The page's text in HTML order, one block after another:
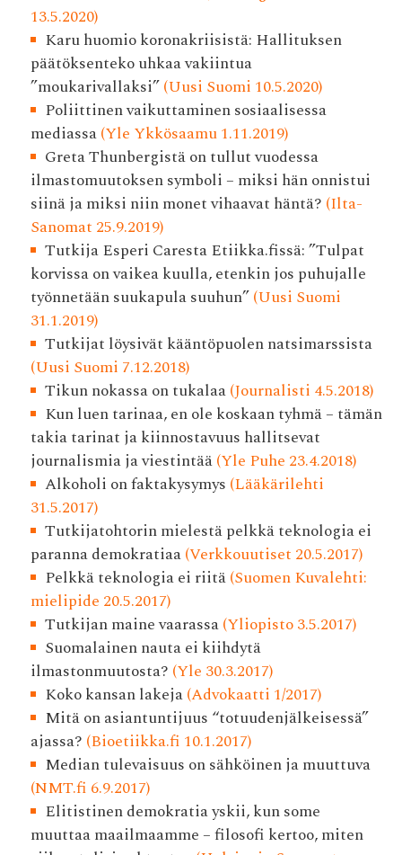
13.5.2020)
Karu huomio koronakriisistä: Hallituksen
päätöksenteko uhkaa vakiintua
”moukarivallaksi”(Uusi Suomi 10.5.2020)
Poliittinen vaikuttaminen sosiaalisessa
mediassa(Yle Ykkösaamu 1.11.2019)
Greta Thunbergistä on tullut vuodessa
ilmastomuutoksen symboli – miksi hän onnistui
siinä ja miksi niin monet vihaavat häntä? (Ilta-
Sanomat 25.9.2019)
Tutkija Esperi Caresta Etiikka.fissä: ”Tulpat
korvissa on vaikea kuulla, etenkin jos puhujalle
työnnetään suukapula suuhun”(Uusi Suomi
31.1.2019)
Tutkijat löysivät kääntöpuolen natsimarssista
(Uusi Suomi 7.12.2018)
Tikun nokassa on tukalaa(Journalisti 4.5.2018)
Kun luen tarinaa, en ole koskaan tyhmä – tämän
takia tarinat ja kiinnostavuus hallitsevat
journalismia ja viestintää(Yle Puhe 23.4.2018)
Alkoholi on faktakysymys (Lääkärilehti
31.5.2017)
Tutkijatohtorin mielestä pelkkä teknologia ei
paranna demokratiaa(Verkkouutiset 20.5.2017)
Pelkkä teknologia ei riitä(Suomen Kuvalehti:
mielipide 20.5.2017)
Tutkijan maine vaarassa(Yliopisto 3.5.2017)
Suomalainen nauta ei kiihdytä
ilmastonmuutosta? (Yle 30.3.2017)
Koko kansan lakeja(Advokaatti 1/2017)
Mitä on asiantuntijuus “totuudenjälkeisessä”
ajassa? (Bioetiikka.fi 10.1.2017)
Median tulevaisuus on sähköinen ja muuttuva
(NMT.fi 6.9.2017)
Elitistinen demokratia yskii, kun some
muuttaa maailmaamme – filosofi kertoo, miten